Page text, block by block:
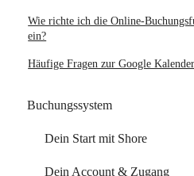
Wie richte ich die Online-
ein?
Häufige Fragen zur Google
Buchungssystem
Dein Start mit Shore
Dein Account & Zugang